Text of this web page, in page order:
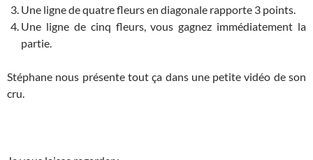
Une ligne de quatre fleurs en diagonale rapporte 3 points.
Une ligne de cinq fleurs, vous gagnez immédiatement la
partie.
Stéphane nous présente tout ça dans une petite vidéo de son
cru.